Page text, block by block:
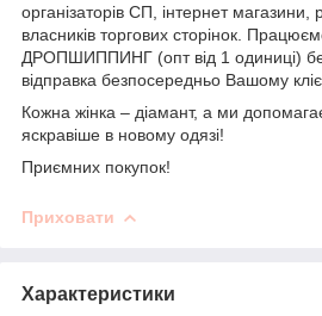
організаторів СП, інтернет магазини,
власників торгових сторінок.
ДРОПШИППИНГ (опт від 1 одиниці)
відправка безпосередньо Вашому
Кожна жінка – діамант, а ми
яскравіше в новому одязі!
Приємних покупок!
Приховати
Характеристики